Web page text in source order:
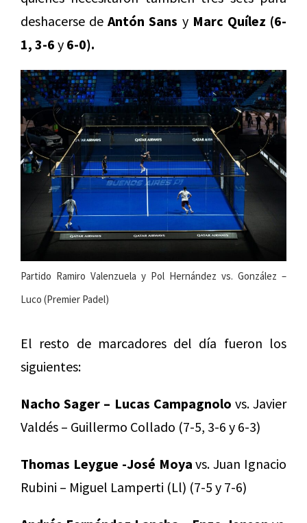
deshacerse deAntón Sans y Marc Quílez (6-
1, 3-6 y 6-0).
Partido Ramiro Valenzuela y Pol Hernández vs. González –
Luco (Premier Padel)
El resto de marcadores del día fueron los
siguientes:
Nacho Sager – Lucas Campagnolo vs. Javier
Valdés – Guillermo Collado (7-5, 3-6 y 6-3)
Thomas Leygue -José Moya vs. Juan Ignacio
Rubini – Miguel Lamperti (Ll) (7-5 y 7-6)